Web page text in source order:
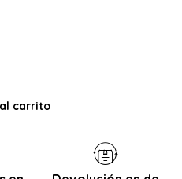
carrito